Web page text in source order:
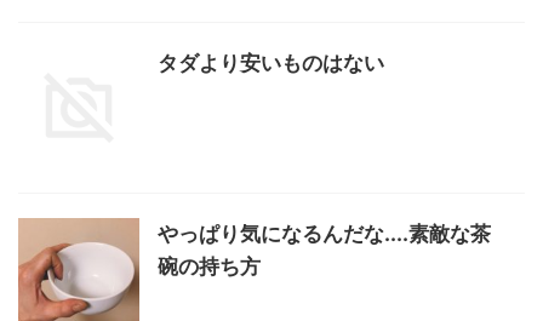
タダより安いものはない
やっぱり気になるんだな....素敵な茶
碗の持ち方